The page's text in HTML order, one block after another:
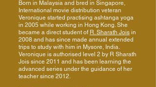
Born in Malaysia and bred in Singapore,
International movie distribution veteran
Veronique started practising ashtanga yoga
in 2005 while working in Hong Kong. She
became a direct student of R. Sharath Jois in
2008 and has since made annual extended
trips to study with him in Mysore, India.
Veronique is authorised level 2 by R Sharath
Jois since 2011 and has been learning the
advanced series under the guidance of her
teacher since 2012.